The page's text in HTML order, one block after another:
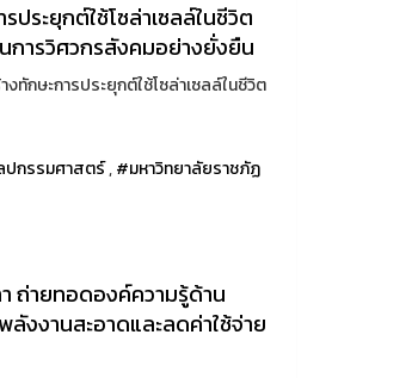
ระยุกต์ใช้โซล่าเซลล์ในชีวิต
ารวิศวกรสังคมอย่างยั่งยืน
กษะการประยุกต์ใช้โซล่าเซลล์ในชีวิต
กรรมศาสตร์,#มหาวิทยาลัยราชภัฏ
ถ่ายทอดองค์ความรู้ด้าน
งงานสะอาดและลดค่าใช้จ่าย